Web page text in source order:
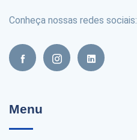
Conheça nossas redes sociais:
Menu